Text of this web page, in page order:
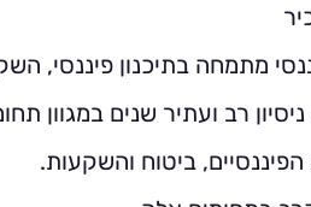
מתמחה בתיכנון פיננסי,
רב ועתיר שנים במגוון
ביטוח והשקעות.